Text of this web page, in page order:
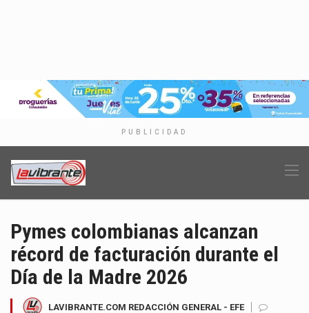
PUBLICIDAD
Pymes colombianas alcanzan
récord de facturación durante el
Día de la Madre 2026
LAVIBRANTE.COM REDACCIÓN GENERAL - EFE